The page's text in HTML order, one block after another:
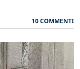
10 COMMENTI